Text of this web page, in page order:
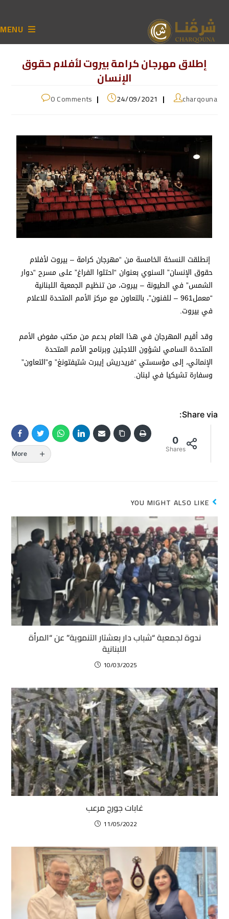
MENU
إطلاق مهرجان كرامة بيروت لأفلام حقوق
الإنسان
charqouna
24/09/2021
0 Comments
إنطلقت النسخة الخامسة من “مهرجان كرامة – بيروت لأفلام
حقوق الإنسان” السنوي بعنوان “احتلوا الفراغ” على مسرح “دوار
الشمس” في الطيونة – بيروت، من تنظيم الجمعية اللبنانية
“معمل961 – للفنون”، بالتعاون مع مركز الأمم المتحدة للاعلام
في بيروت.
وقد أقيم المهرجان في هذا العام بدعم من مكتب مفوض الأمم
المتحدة السامي لشؤون اللاجئين وبرنامج الأمم المتحدة
الإنمائي، إلى مؤسستي “فريدريش إيبرت شتيفتونغ” و”التعاون”
وسفارة تشيكيا في لبنان.
Share via:
0
Shares
More
YOU MIGHT ALSO LIKE
ندوة لجمعية “شباب دار بعشتار التنموية” عن “المرأة
اللبنانية
10/03/2025
غابات جورج مرعب
11/05/2022